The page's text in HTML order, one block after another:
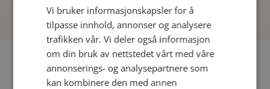
Fler single
Vi bruker informasjonskapsler for å
tilpasse innhold, annonser og analysere
trafikken vår. Vi deler også informasjon
om din bruk av nettstedet vårt med våre
annonserings- og analysepartnere som
kan kombinere den med annen